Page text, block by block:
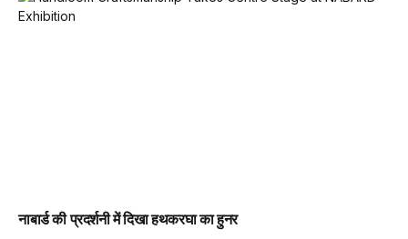
नाबार्ड की प्रदर्शनी में दिखा हथकरघा का हुनर